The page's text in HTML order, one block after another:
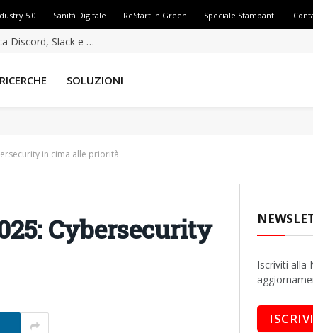
5.0 Sanità Digitale ReStart in Green Speciale Stampanti
GopherWhisper sfrutta i servizi di messaggistica Discord, Slack e Outlook per attività di spionaggio
RICERCHE SOLUZIONI
in cima alle priorità
Cybersecurity
Iscriviti alla